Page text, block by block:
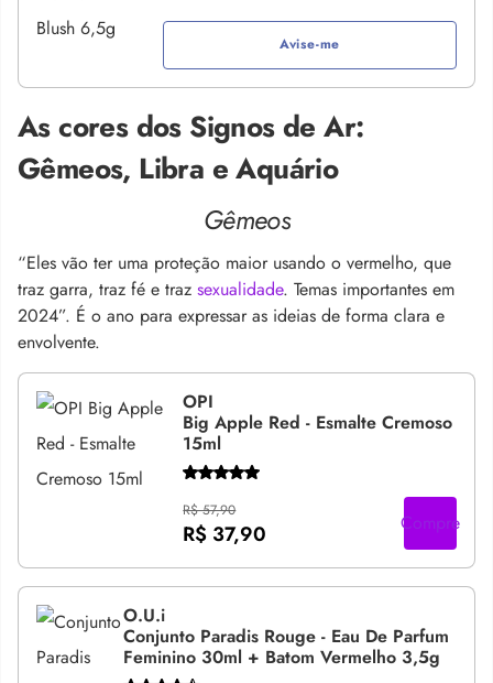
Avise-me
As cores dos Signos de Ar:
Gêmeos, Libra e Aquário
Gêmeos
“Eles vão ter uma proteção maior usando o vermelho, que
traz garra, traz fé e traz sexualidade. Temas importantes em
2024”. É o ano para expressar as ideias de forma clara e
envolvente.
OPI
Big Apple Red - Esmalte Cremoso
15ml
R$ 57,90
R$ 37,90 Compre
O.U.i
Conjunto Paradis Rouge - Eau De Parfum
Feminino 30ml + Batom Vermelho 3,5g